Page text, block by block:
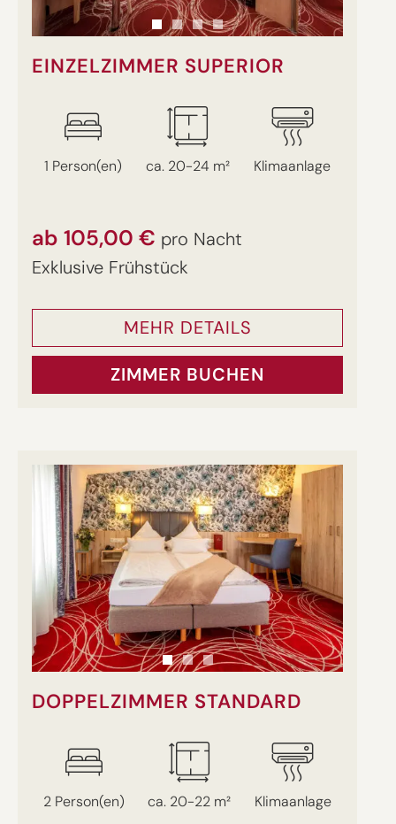
EINZELZIMMER SUPERIOR
1 Person(en) ca. 20-24 m² Klimaanlage
ab 105,00 € pro Nacht
Exklusive Frühstück
MEHR DETAILS
ZIMMER BUCHEN
DOPPELZIMMER STANDARD
2 Person(en) ca. 20-22 m² Klimaanlage